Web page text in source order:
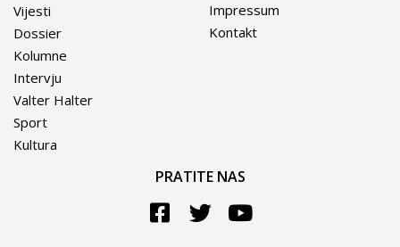
Vijesti
Dossier
Kolumne
Intervju
Valter Halter
Sport
Kultura
Impressum
Kontakt
PRATITE NAS